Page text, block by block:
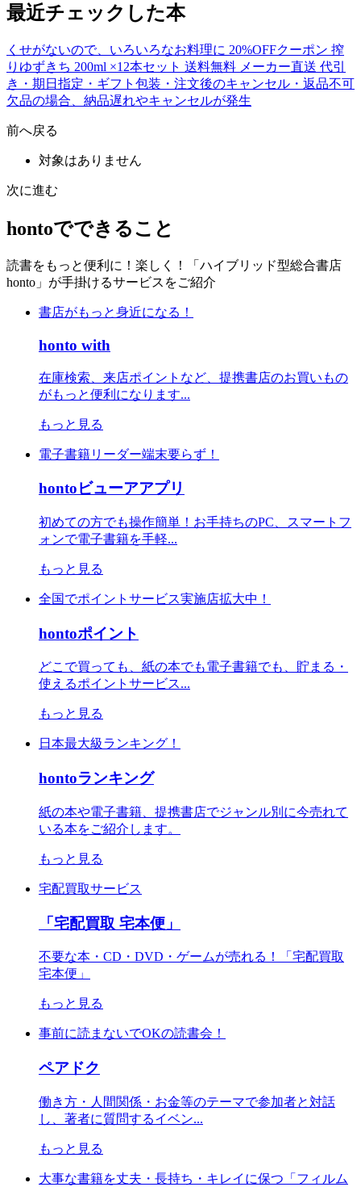
最近チェックした本
くせがないので、いろいろなお料理に 20%OFFクーポン 搾
りゆずきち 200ml ×12本セット 送料無料 メーカー直送 代引
き・期日指定・ギフト包装・注文後のキャンセル・返品不可
欠品の場合、納品遅れやキャンセルが発生
前へ戻る
対象はありません
次に進む
hontoでできること
読書をもっと便利に！楽しく！「ハイブリッド型総合書店
honto」が手掛けるサービスをご紹介
書店がもっと身近になる！
honto with
在庫検索、来店ポイントなど、提携書店のお買いもの
がもっと便利になります...
もっと見る
電子書籍リーダー端末要らず！
hontoビューアアプリ
初めての方でも操作簡単！お手持ちのPC、スマートフ
ォンで電子書籍を手軽...
もっと見る
全国でポイントサービス実施店拡大中！
hontoポイント
どこで買っても、紙の本でも電子書籍でも、貯まる・
使えるポイントサービス...
もっと見る
日本最大級ランキング！
hontoランキング
紙の本や電子書籍、提携書店でジャンル別に今売れて
いる本をご紹介します。
もっと見る
宅配買取サービス
「宅配買取 宅本便」
不要な本・CD・DVD・ゲームが売れる！「宅配買取
宅本便」
もっと見る
事前に読まないでOKの読書会！
ペアドク
働き方・人間関係・お金等のテーマで参加者と対話
し、著者に質問するイベン...
もっと見る
大事な書籍を丈夫・長持ち・キレイに保つ「フィルム